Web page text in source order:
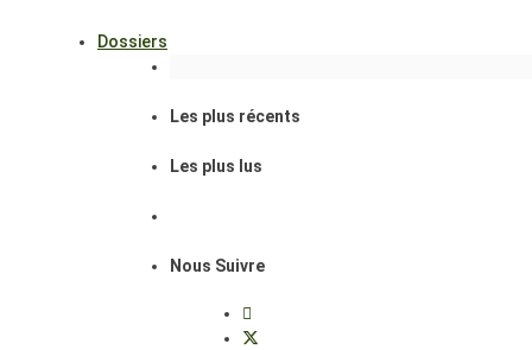
Dossiers
Les plus récents
Les plus lus
Nous Suivre